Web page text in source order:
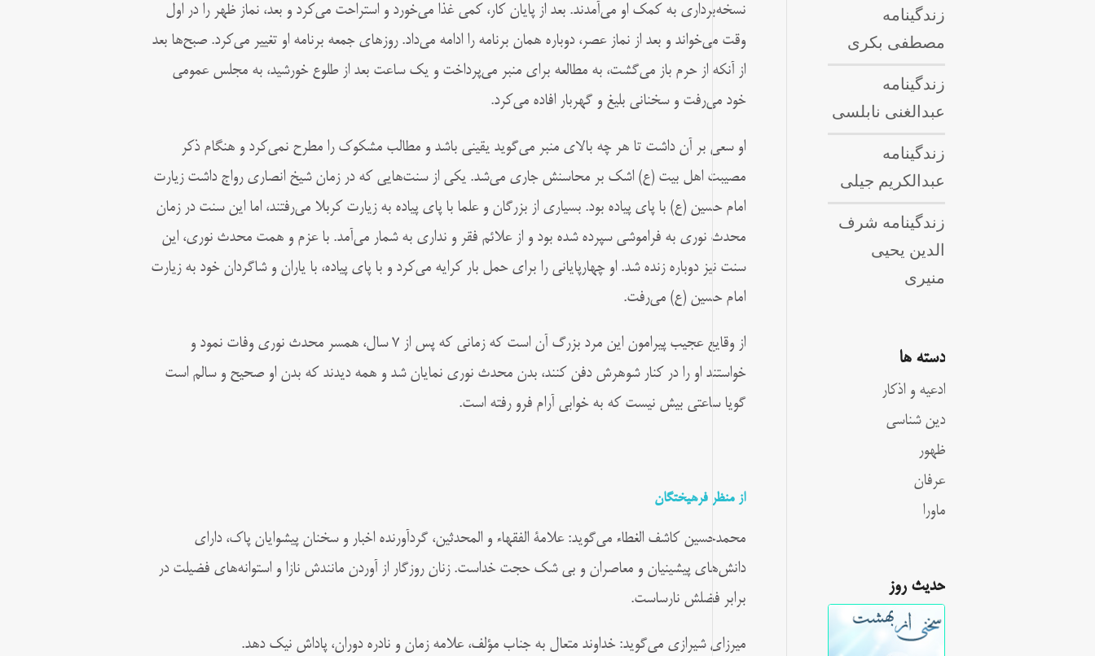
نسخه‌برداری به کمک او می‌آمدند. بعد از پایان کار، کمی غذا می‌خورد و استراحت می‌کرد و بعد، نماز ظهر را در اول
وقت می‌خواند و بعد از نماز عصر، دوباره همان برنامه را ادامه می‌داد. روزهای جمعه برنامه او تغییر می‌کرد. صبح‌ها بعد
از آنکه از حرم باز می‌گشت، به مطالعه برای منبر می‌پرداخت و یک ساعت بعد از طلوع خورشید، به مجلس عمومی
خود می‌رفت و سخنانی بلیغ و گهربار افاده می‌کرد.
او سعی بر آن داشت تا هر چه بالای منبر می‌گوید یقینی باشد و مطالب مشکوک را مطرح نمی‌کرد و هنگام ذکر
مصیبت اهل‌ بیت (ع) اشک بر محاسنش جاری می‌شد. یکی از سنت‌هایی که در زمان شیخ انصاری رواج داشت زیارت
امام حسین (ع) با پای پیاده بود. بسیاری از بزرگان و علما با پای پیاده به زیارت کربلا می‌رفتند، اما این سنت در زمان
محدث نوری به فراموشی سپرده شده بود و از علائم فقر و نداری به شمار می‌آمد. با عزم و همت محدث نوری، این
سنت نیز دوباره زنده شد. او چهارپایانی را برای حمل بار کرایه می‌کرد و با پای پیاده، با یاران و شاگردان خود به زیارت
امام حسین (ع) می‌رفت.
از وقایع عجیب پیرامون این مرد بزرگ آن است که زمانی که پس از ۷ سال، همسر محدث نوری وفات نمود و
خواستند او را در کنار شوهرش دفن کنند، بدن محدث نوری نمایان شد و همه دیدند که بدن او صحیح و سالم است
گویا ساعتی بیش نیست که به خوابی آرام فرو رفته است.
از منظر فرهیختگان
محمدحسین کاشف الغطاء می‌گوید: علامة الفقهاء و المحدثین، گردآورنده اخبار و سخنان پیشوایان پاک، دارای
دانش‌های پیشینیان و معاصران و بی‌ شک حجت خداست. زنان روزگار از آوردن مانندش نازا و استوانه‌‌های فضیلت در
برابر فضلش نارساست.
میرزای شیرازی می‌گوید: خداوند متعال به جناب مؤلف، علامه زمان و نادره دوران، پاداش نیک دهد.
زندگینامه
مصطفی بکری
زندگینامه
عبدالغنی نابلسی
زندگینامه
عبدالکریم جیلی
زندگینامه شرف
الدین یحیی
منیری
دسته ها
ادعیه و اذکار
دین شناسی
ظهور
عرفان
ماورا
حدیث روز